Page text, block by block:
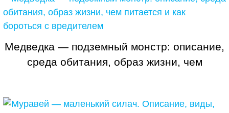
Медведка — подземный монстр: описание,
среда обитания, образ жизни, чем